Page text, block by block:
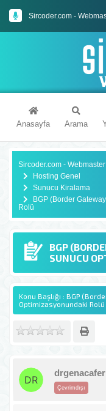
Sircoder.com -
Sircoder.com
Anasayfa Arama
Sircoder.com -
Hosting Genel
Sunucu Kiralama
BGP (Border
Rolü
BGP
SUNUCU
Konu Başlığı : BGP
Optimizasyonundaki Rolü
Çevrimdışı
drgenacafer